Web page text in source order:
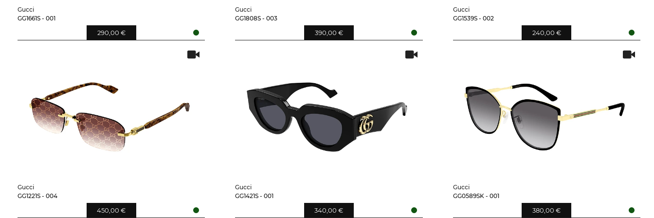
Gucci
GG1661S - 001
290,00 €
Gucci
GG1808S - 003
390,00 €
Gucci
GG1539S - 002
240,00 €
Gucci
GG1221S - 004
450,00 €
Gucci
GG1421S - 001
340,00 €
Gucci
GG0589SK - 001
380,00 €